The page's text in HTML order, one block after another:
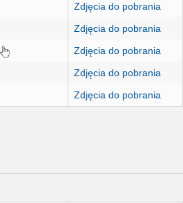
Zdjęcia do pobrania
Zdjęcia do pobrania
Zdjęcia do pobrania
Zdjęcia do pobrania
Zdjęcia do pobrania